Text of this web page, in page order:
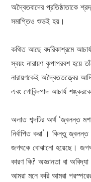
অদ্বৈতবাদের প্রতিষ্ঠাতাকে
সমাপ্তিও শুভই হয়।
কথিত আছে বদরিকাশ্রমে
স্বয়ং নারায়ণ কৃপাপরবশ হয়ে
নারায়ণকেই অদ্বৈততত্ত্বের
এবং গোবিন্দপাদ আচার্য
অলাত শব্দটির অর্থ ‘জ্বলন্ত
নির্বাপিত করা’। কিন্তু
জগৎকে বোঝানো হয়েছে।
কারণ কি? অজ্ঞানতা বা
আমরা মনে করি আমরা